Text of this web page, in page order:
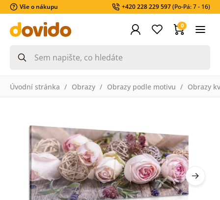
Vše o nákupu +420 228 229 597(Po-Pá: 7 - 16)
0
Úvodní stránka Obrazy Obrazy podle motivu Obrazy